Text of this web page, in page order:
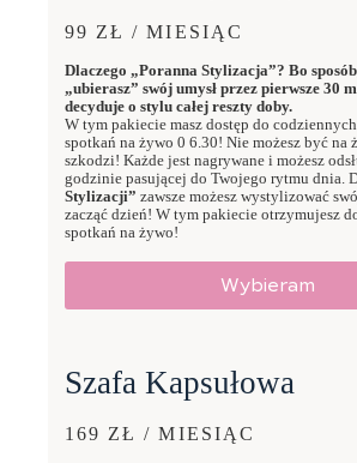
99 ZŁ / MIESIĄC
Dlaczego „Poranna Stylizacja”? Bo
„ubierasz” swój umysł przez pierwsze 30
decyduje o stylu całej reszty doby.
W tym pakiecie masz dostęp do
spotkań na żywo 0 6.30! Nie możesz być na
szkodzi! Każde jest nagrywane i możesz
godzinie pasującej do Twojego rytmu dnia.
Stylizacji” zawsze możesz wystylizować
zacząć dzień! W tym pakiecie otrzymujesz
spotkań na żywo!
Wybieram
Szafa Kapsułowa
169 ZŁ / MIESIĄC